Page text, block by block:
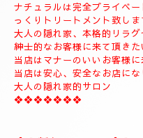
🍀お店のコンセプト🍀
当店は純粋で健全なリラク
もてなしを一番に大切にして
お客様には質の高いトリー
を致します。
くつろげる空間の中で上質
スして頂き、ワンランク上
丁寧なトリートメントで癒や